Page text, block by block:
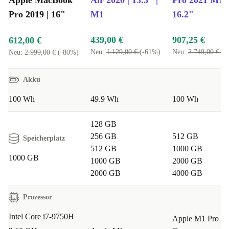
hervorragende Investition in deine Produktivität und
MacBook Pro 2019 und genieße alle Vorteile eines
Pro 2019 | 16"
M1
16.2"
612,00 €
Neu: 2.999,00 € (-80%)
439,00 €
Neu: 1.129,00 €(-61%)
907,25 €
Neu: 2.749,00 €
Akku
100 Wh 49.9 Wh 100 Wh
Speicherplatz
1000 GB
128 GB
256 GB
512 GB
1000 GB
2000 GB
512 GB
1000 GB
2000 GB
4000 GB
Prozessor
Intel Core i7-9750H
Apple M1 Pro 10